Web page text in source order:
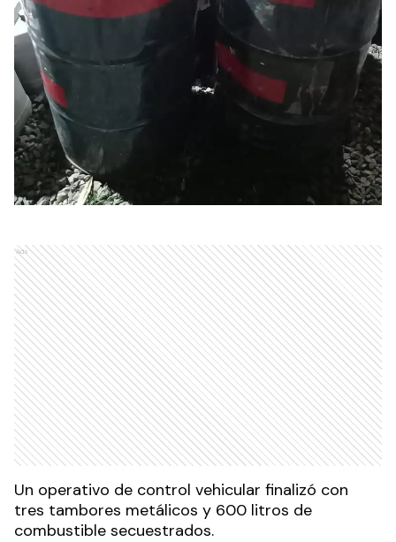
Ads
Un operativo de control vehicular finalizó con
tres tambores metálicos y 600 litros de
combustible secuestrados.